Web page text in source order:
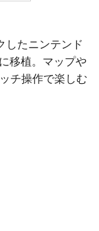
したニンテンド
移植。マップや
チ操作で楽しむ